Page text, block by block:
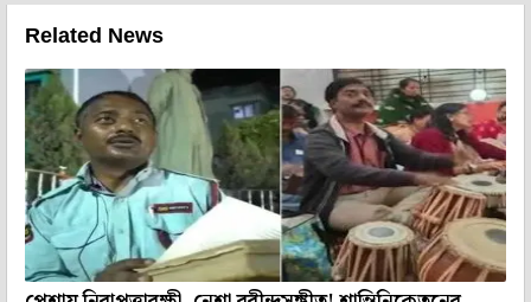
Related News